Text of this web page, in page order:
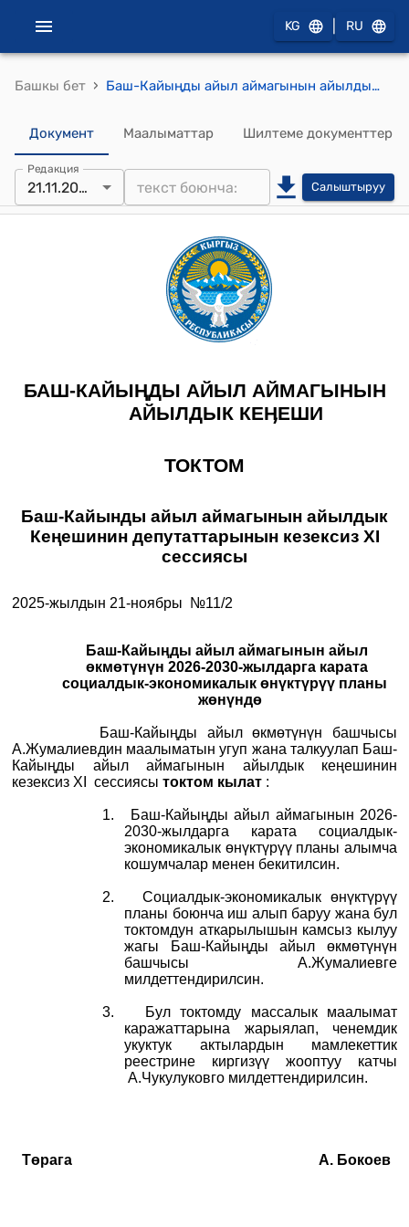
KG RU
Башкы бет › Баш-Кайыңды айыл аймагынын айылдык Кеңешинин 2025-жылдын 21-ноябрындагы "Баш-Кайыңды айыл аймагынын айыл өкмөтүнүн 2026-2030-жылдарга карата социалдык-экономикалык өнүктүрүү планы жөнүндө" №11/2 токтому..
Документ Маалыматтар Шилтеме документтер
Редакция
21.11.2025 Салыштыруу